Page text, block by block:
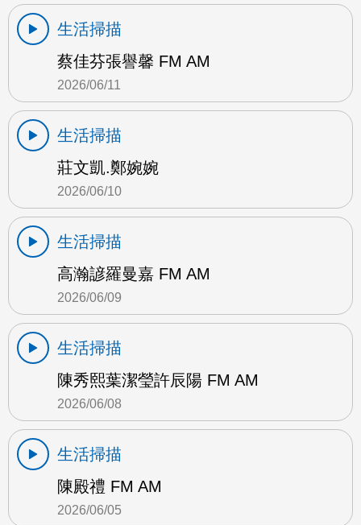
生活掃描
蔡佳芬張譽馨 FM AM
2026/06/11
生活掃描
莊文凱.鄭婉婉
2026/06/10
生活掃描
高瀚諺羅曼嘉 FM AM
2026/06/09
生活掃描
陳秀熙葉潔瑩許辰陽 FM AM
2026/06/08
生活掃描
陳殿禮 FM AM
2026/06/05